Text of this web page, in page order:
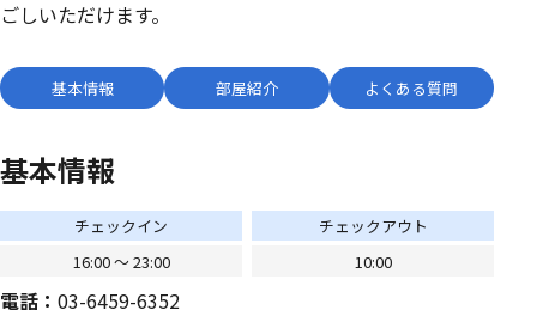
ごしいただけます。
基本情報 部屋紹介 よくある質問
基本情報
チェックイン
16:00 〜 23:00
チェックアウト
10:00
電話： 03-6459-6352